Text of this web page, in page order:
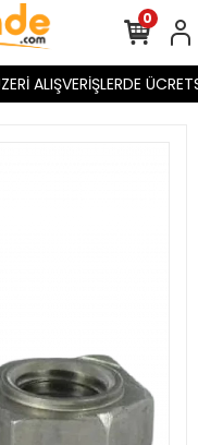
ALIŞVERİŞLERDE
0